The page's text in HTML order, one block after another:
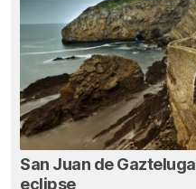
San Juan de
eclipse